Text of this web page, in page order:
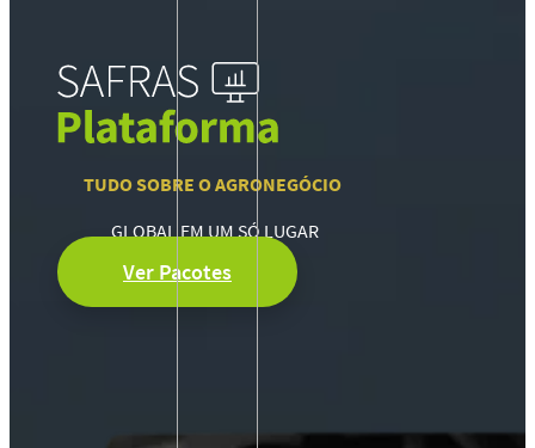
TUDO SOBRE O AGRONEGÓCIO
GLOBAL EM UM SÓ LUGAR
Ver Pacotes